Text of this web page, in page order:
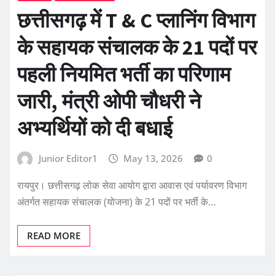
छत्तीसगढ़ में T & C प्लानिंग विभाग
के सहायक संचालक के 21 पदों पर
पहली नियमित भर्ती का परिणाम
जारी, मंत्री ओपी चौधरी ने
अभ्यर्थियों को दी बधाई
Junior Editor1 May 13, 2026 0
रायपुर। छत्तीसगढ़ लोक सेवा आयोग द्वारा आवास एवं पर्यावरण विभाग
अंतर्गत सहायक संचालक (योजना) के 21 पदों पर भर्ती के…
READ MORE